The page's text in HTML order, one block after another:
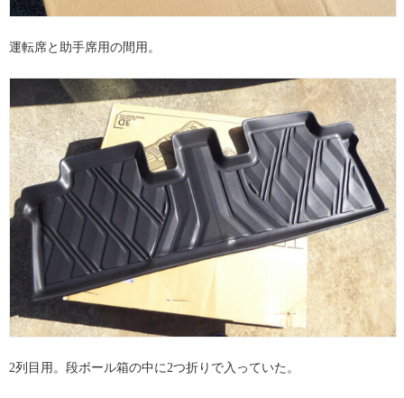
運転席と助手席用の間用。
2列目用。段ボール箱の中に2つ折りで入っていた。